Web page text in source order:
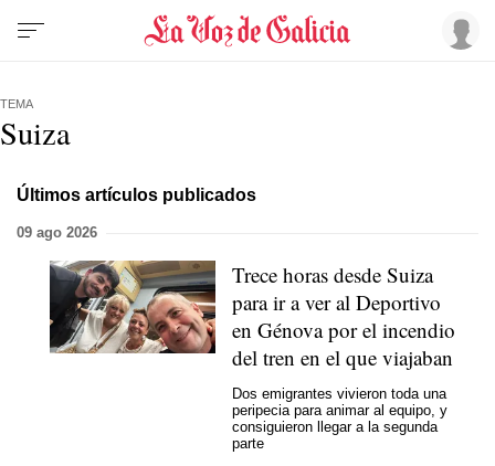
TEMA
Suiza
Últimos artículos publicados
09 ago 2026
Trece horas desde Suiza
para ir a ver al Deportivo
en Génova por el incendio
del tren en el que viajaban
Dos emigrantes vivieron toda una
peripecia para animar al equipo, y
consiguieron llegar a la segunda
parte